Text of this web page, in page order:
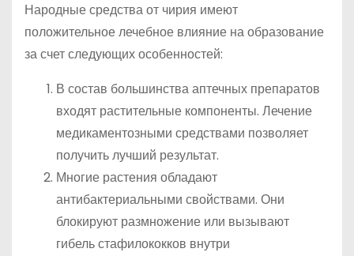
Народные средства от чирия имеют
положительное лечебное влияние на образование
за счет следующих особенностей:
В состав большинства аптечных препаратов
входят растительные компоненты. Лечение
медикаментозными средствами позволяет
получить лучший результат.
Многие растения обладают
антибактериальными свойствами. Они
блокируют размножение или вызывают
гибель стафилококков внутри